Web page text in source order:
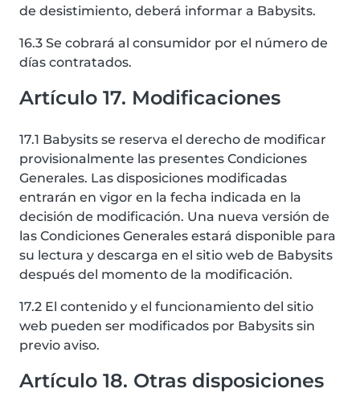
de desistimiento, deberá informar a Babysits.
16.3 Se cobrará al consumidor por el número de
días contratados.
Artículo 17. Modificaciones
17.1 Babysits se reserva el derecho de modificar
provisionalmente las presentes Condiciones
Generales. Las disposiciones modificadas
entrarán en vigor en la fecha indicada en la
decisión de modificación. Una nueva versión de
las Condiciones Generales estará disponible para
su lectura y descarga en el sitio web de Babysits
después del momento de la modificación.
17.2 El contenido y el funcionamiento del sitio
web pueden ser modificados por Babysits sin
previo aviso.
Artículo 18. Otras disposiciones